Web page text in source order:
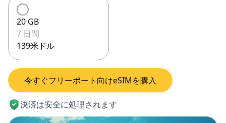
20 GB
7 日間
139米ドル
今すぐフリーポート向けeSIMを購入
決済は安全に処理されます